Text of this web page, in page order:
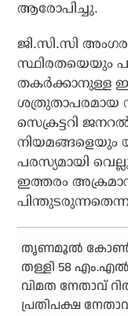
ആരോപിച്ചു.
ജി.സി.സി
സ്ഥിരതയെയും
തകർക്കാനുള്ള
ശത്രുതാപരമായ
സെക്രട്ടറി
നിയമങ്ങളെയും
പരസ്യമായി
ഇത്തരം
തൃണമൂൽ
തള്ളി 58
വിമത നേതാവ്
പ്രതിപക്ഷ